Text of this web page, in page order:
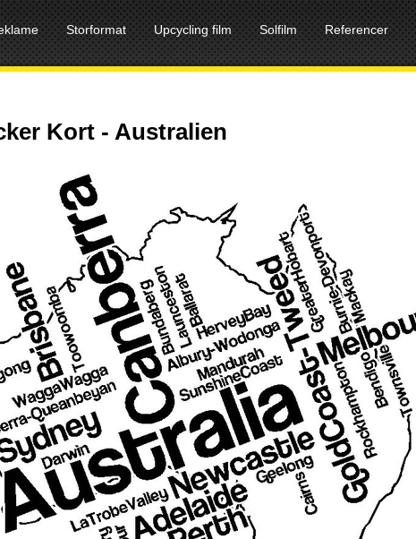
Storformat Upcycling film Solfilm Referencer
Kort - Australien